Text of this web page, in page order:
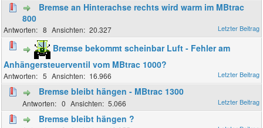
Bremse an Hinterachse rechts wird warm im MBtrac
800
8 20.327
Bremse bekommt scheinbar Luft - Fehler am
Anhängersteuerventil vom MBtrac 1000?
5 16.966
Bremse bleibt hängen - MBtrac 1300
0 5.066
Bremse bleibt hängen ?